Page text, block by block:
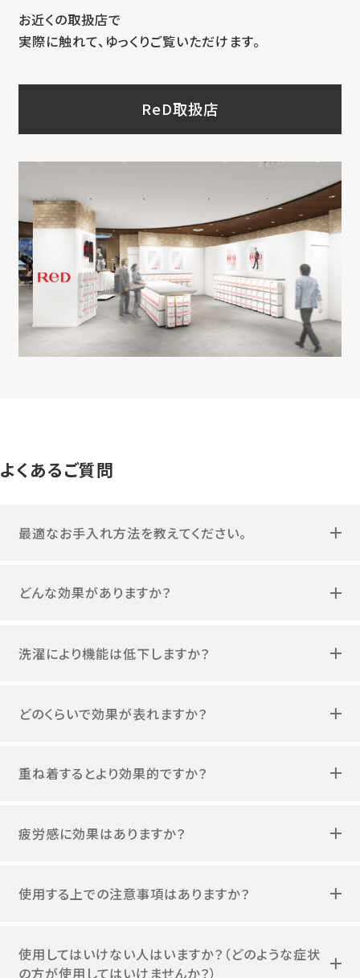
お近くの取扱店で
実際に触れて、ゆっくりご覧いただけます。
ReD取扱店
よくあるご質問
最適なお手入れ方法を教えてください。
どんな効果がありますか？
洗濯により機能は低下しますか？
どのくらいで効果が表れますか？
重ね着するとより効果的ですか？
疲労感に効果はありますか？
使用する上での注意事項はありますか？
使用してはいけない人はいますか？（どのような症状
の方が使用してはいけませんか？）